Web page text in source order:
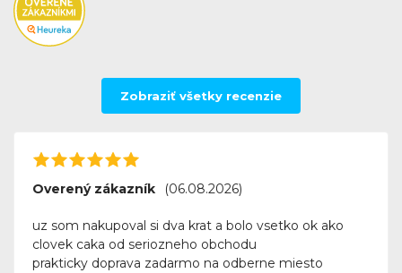
Zobraziť všetky recenzie
Overený zákazník (06.08.2026)
uz som nakupoval si dva krat a bolo vsetko ok ako
clovek caka od seriozneho obchodu
prakticky doprava zadarmo na odberne miesto